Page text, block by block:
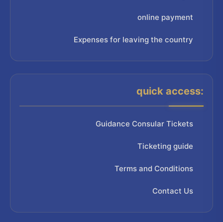
online payment
Expenses for leaving the country
quick access:
Guidance Consular Tickets
Ticketing guide
Terms and Conditions
Contact Us